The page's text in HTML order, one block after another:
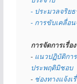
- ประมวลจริย
- การขับเคลื่อ
การจัดการเรื่
- แนวปฏิบัติกา
ประพฤติมิชอบ
- ช่องทางแจ้งเ